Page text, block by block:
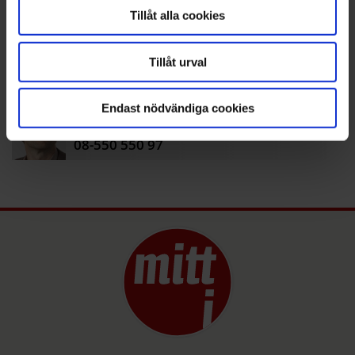
Tillåt alla cookies
Tillåt urval
Endast nödvändiga cookies
Hammarbyhöjden + Kärrtorp +
Nyheter +
ANDERSBJÖRKLUND
anders.bjorklund@mitti.se
08-550 550 97